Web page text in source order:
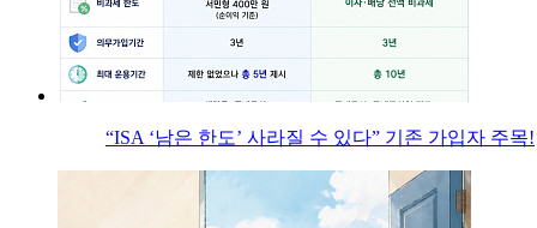
“ISA ‘남은 한도’ 사라질 수 있다” 기존 가입자 주목!